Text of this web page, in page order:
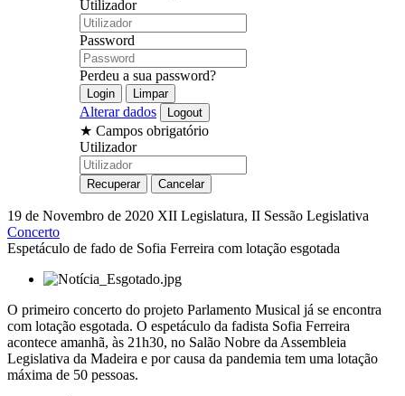
Utilizador
Password
Perdeu a sua password?
Alterar dados
★ Campos obrigatório
Utilizador
19 de Novembro de 2020 XII Legislatura, II Sessão Legislativa
Concerto
Espetáculo de fado de Sofia Ferreira com lotação esgotada
O primeiro concerto do projeto Parlamento Musical já se encontra
com lotação esgotada. O espetáculo da fadista Sofia Ferreira
acontece amanhã, às 21h30, no Salão Nobre da Assembleia
Legislativa da Madeira e por causa da pandemia tem uma lotação
máxima de 50 pessoas.